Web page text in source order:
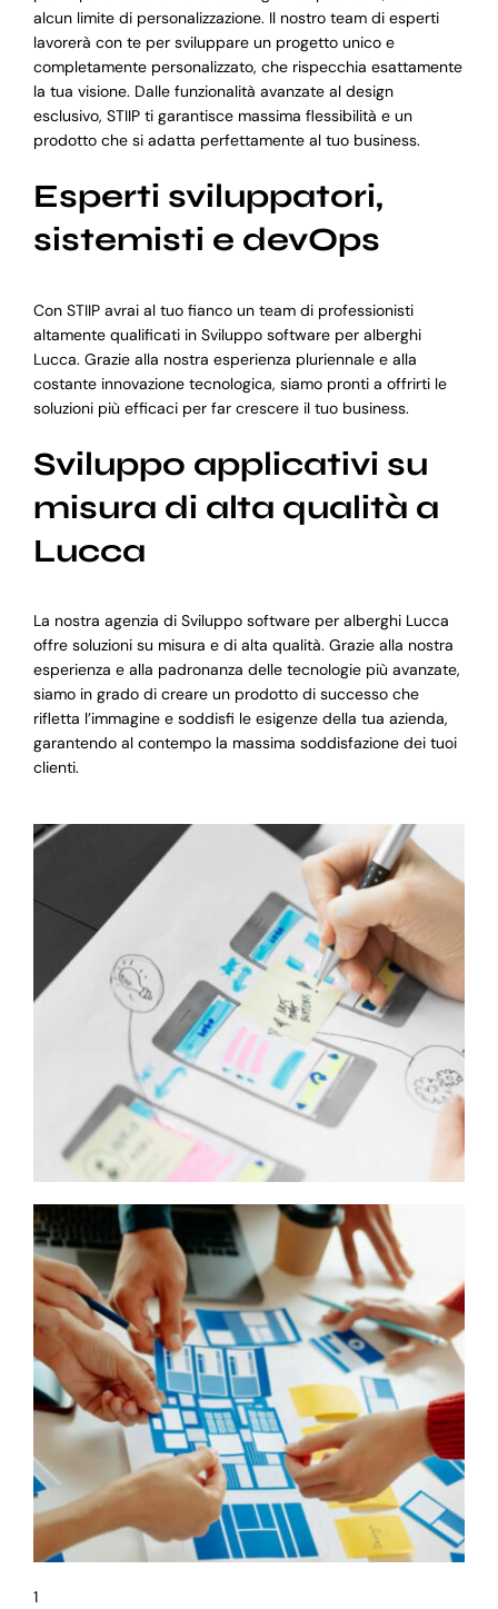
alcun limite di personalizzazione. Il nostro team di esperti
lavorerà con te per sviluppare un progetto unico e
completamente personalizzato, che rispecchia esattamente
la tua visione. Dalle funzionalità avanzate al design
esclusivo, STIIP ti garantisce massima flessibilità e un
prodotto che si adatta perfettamente al tuo business.
Esperti sviluppatori,
sistemisti e devOps
Con STIIP avrai al tuo fianco un team di professionisti
altamente qualificati in Sviluppo software per alberghi
Lucca. Grazie alla nostra esperienza pluriennale e alla
costante innovazione tecnologica, siamo pronti a offrirti le
soluzioni più efficaci per far crescere il tuo business.
Sviluppo applicativi su
misura di alta qualità a
Lucca
La nostra agenzia di Sviluppo software per alberghi Lucca
offre soluzioni su misura e di alta qualità. Grazie alla nostra
esperienza e alla padronanza delle tecnologie più avanzate,
siamo in grado di creare un prodotto di successo che
rifletta l’immagine e soddisfi le esigenze della tua azienda,
garantendo al contempo la massima soddisfazione dei tuoi
clienti.
1